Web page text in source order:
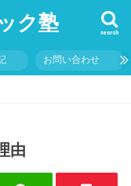
ク塾 search
お問い合わせ
由